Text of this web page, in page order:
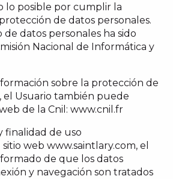
lo posible por cumplir la
de datos personales.
datos personales ha sido
Nacional de Informática y
sobre la protección de
el Usuario también puede
de la Cnil: www.cnil.fr
finalidad de uso
web www.saintlary.com, el
de que los datos
y navegación son tratados